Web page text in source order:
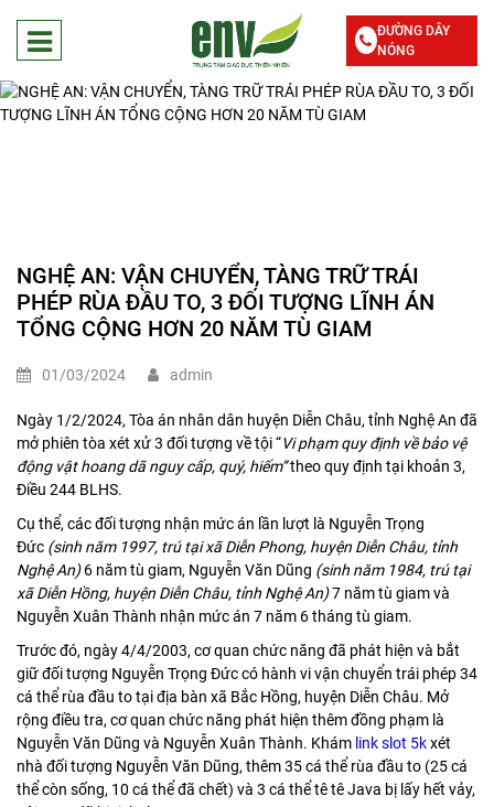
ĐƯỜNG DÂY
NÓNG
NGHỆ AN: VẬN CHUYỂN, TÀNG TRỮ TRÁI
PHÉP RÙA ĐẦU TO, 3 ĐỐI TƯỢNG LĨNH ÁN
TỔNG CỘNG HƠN 20 NĂM TÙ GIAM
01/03/2024 admin
Ngày 1/2/2024, Tòa án nhân dân huyện Diễn Châu, tỉnh Nghệ An đã
mở phiên tòa xét xử 3 đối tượng về tội “Vi phạm quy định về bảo vệ
động vật hoang dã nguy cấp, quý, hiếm”theo quy định tại khoản 3,
Điều 244 BLHS.
Cụ thể, các đối tượng nhận mức án lần lượt là Nguyễn Trọng
Đức (sinh năm 1997, trú tại xã Diễn Phong, huyện Diễn Châu, tỉnh
Nghệ An)6 năm tù giam, Nguyễn Văn Dũng (sinh năm 1984, trú tại
xã Diễn Hồng, huyện Diễn Châu, tỉnh Nghệ An)7 năm tù giam và
Nguyễn Xuân Thành nhận mức án 7 năm 6 tháng tù giam.
Trước đó, ngày 4/4/2003, cơ quan chức năng đã phát hiện và bắt
giữ đối tượng Nguyễn Trọng Đức có hành vi vận chuyển trái phép 34
cá thể rùa đầu to tại địa bàn xã Bắc Hồng, huyện Diễn Châu. Mở
rộng điều tra, cơ quan chức năng phát hiện thêm đồng phạm là
Nguyễn Văn Dũng và Nguyễn Xuân Thành. Khám link slot 5kxét
nhà đối tượng Nguyễn Văn Dũng, thêm 35 cá thể rùa đầu to (25 cá
thể còn sống, 10 cá thể đã chết) và 3 cá thể tê tê Java bị lấy hết vảy,